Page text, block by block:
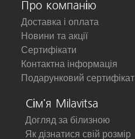
Про компанію
Доставка і оплата
Новини та акції
Сертифікати
Контактна інформація
Подарунковий сертифікат
Сім'я Milavitsa
Догляд за білизною
Як дізнатися свій розмір